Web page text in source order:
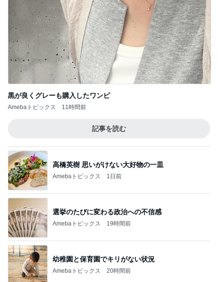
黒が良くグレーも購入したワンピ
Amebaトピックス 11時間前
記事を読む
高橋英樹 思いがけない大好物の一皿
Amebaトピックス 1日前
選挙のたびに変わる政治への不信感
Amebaトピックス 19時間前
幼稚園と保育園でキリがない状況
Amebaトピックス 20時間前